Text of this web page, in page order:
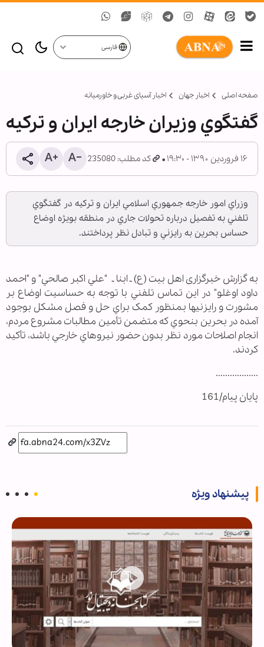
فارسی
صفحه اصلی اخبار جهان اخبار آسیای غربی و خاورمیانه
گفتگوي وزیران خارجه ایران و ترکیه
۱۶ فروردین ۱۳۹۰ - ۱۹:۳۰ کد مطلب: 235080
وزراي امور خارجه جمهوري اسلامي ايران و ترکيه در گفتگوي
تلفني به تفصيل درباره تحولات جاري در منطقه بويژه اوضاع
حساس بحرين به رايزني و تبادل نظر پرداختند.
به گزارش خبرگزاری اهل بیت (ع) ـ ابنا ـ "علي اکبر صالحي" و "احمد
داود اوغلو" در اين تماس تلفني با توجه به حساسيت اوضاع بر
مشورت و رايزني‏ها بمنظور کمک براي حل و فصل مشکل بوجود
آمده در بحرين بنحوي که متضمن تأمين مطالبات مشروع مردم،
انجام اصلاحات مورد نظر بدون حضور نيروهاي خارجي باشد، تأکيد
کردند.
..................
پایان پیام/161
پیشنهاد ویژه